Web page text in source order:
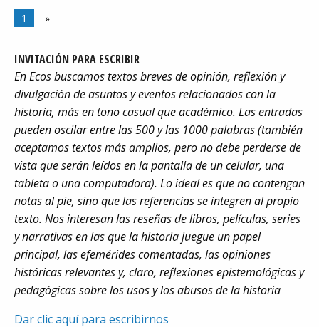
1 »
INVITACIÓN PARA ESCRIBIR
En Ecos buscamos textos breves de opinión, reflexión y
divulgación de asuntos y eventos relacionados con la
historia, más en tono casual que académico. Las entradas
pueden oscilar entre las 500 y las 1000 palabras (también
aceptamos textos más amplios, pero no debe perderse de
vista que serán leídos en la pantalla de un celular, una
tableta o una computadora). Lo ideal es que no contengan
notas al pie, sino que las referencias se integren al propio
texto. Nos interesan las reseñas de libros, películas, series
y narrativas en las que la historia juegue un papel
principal, las efemérides comentadas, las opiniones
históricas relevantes y, claro, reflexiones epistemológicas y
pedagógicas sobre los usos y los abusos de la historia
Dar clic aquí para escribirnos